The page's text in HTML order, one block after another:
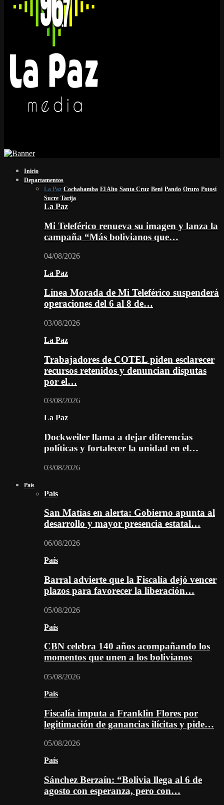
Inicio
Departamentos
La Paz Cochabamba El Alto Santa Cruz Beni Pando Oruro Potosí
Sucre Tarija
La Paz
Mi Teleférico renueva su imagen y lanza la
campaña “Más bolivianos que…
04/08/2026
La Paz
Línea Morada de Mi Teleférico suspenderá
operaciones del 6 al 8 de…
03/08/2026
La Paz
Trabajadores de COTEL piden esclarecer
recursos retenidos y denuncian disputas
por el…
03/08/2026
La Paz
Dockweiler llama a dejar diferencias
políticas y fortalecer la unidad en el…
03/08/2026
País
País
San Matías en alerta: Gobierno apunta al
desarrollo y mayor presencia estatal…
06/08/2026
País
Barral advierte que la Fiscalía dejó vencer
plazos para favorecer la liberación…
05/08/2026
País
CBN celebra 140 años acompañando los
momentos que unen a los bolivianos
05/08/2026
País
Fiscalía imputa a Franklin Flores por
legitimación de ganancias ilícitas y pide…
05/08/2026
País
Sánchez Berzaín: “Bolivia llega al 6 de
agosto con esperanza, pero con…